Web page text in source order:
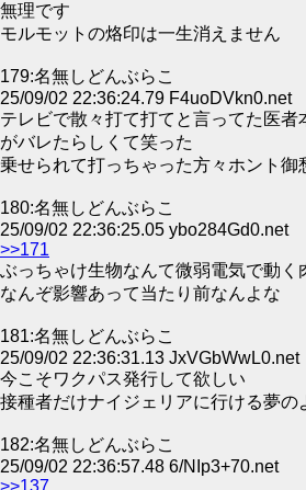
無理です
モルモットの烙印は一生消えません
179:名無しどんぶらこ
25/09/02 22:36:24.79 F4uoDVkn0.net
テレビで散々打て打てと言ってた医
がバレたらしくて笑った
乗せられて打っちゃった方々ホント御
180:名無しどんぶらこ
25/09/02 22:36:25.05 ybo284Gd0.net
>>171
ぶっちゃけ生物なんて微弱電気で動く
なんぞ影響あって当たり前なんよな
181:名無しどんぶらこ
25/09/02 22:36:31.13 JxVGbWwL0.net
今こそワクパス発行して欲しい
接種者だけナイジェリアに行ける夢の
182:名無しどんぶらこ
25/09/02 22:36:57.48 6/NIp3+70.net
>>137